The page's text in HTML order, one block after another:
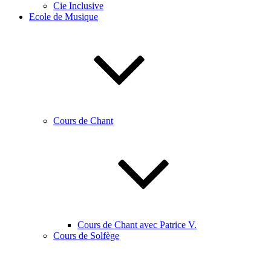
Cie Inclusive
Ecole de Musique
Cours de Chant
Cours de Chant avec Patrice V.
Cours de Solfège